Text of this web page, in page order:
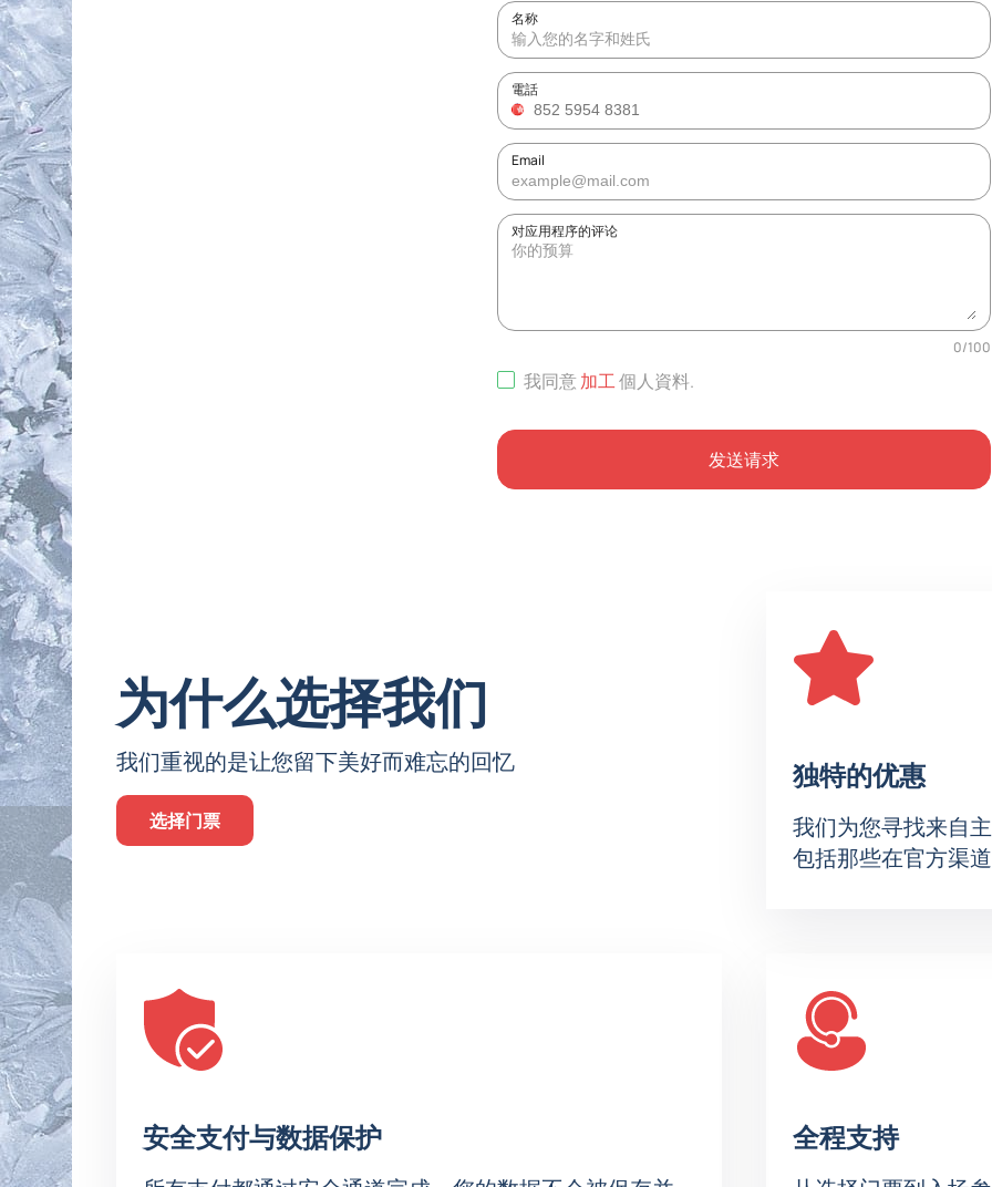
名称
電話
Email
对应用程序的评论
0/100
我同意加工個人資料.
发送请求
为什么选择我们
我们重视的是让您留下美好而难忘的回忆
选择门票
独特的优惠
我们为您寻找来自
包括那些在官方渠
安全支付与数据保护 全程支持